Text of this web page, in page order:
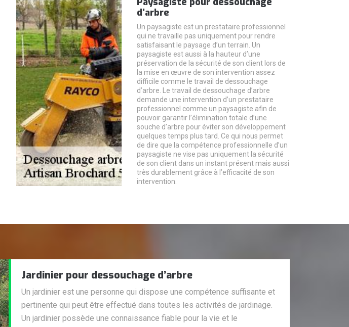
d’arbre
Un paysagiste est un prestataire professionnel
qui ne travaille pas uniquement pour rendre
satisfaisant le paysage d’un terrain. Un
paysagiste est aussi à la hauteur d’une
préservation de la sécurité de son client lors de
la mise en œuvre de son intervention assez
difficile comme le travail de dessouchage
d’arbre. Le travail de dessouchage d’arbre
demande une intervention d’un prestataire
professionnel comme un paysagiste afin de
pouvoir garantir l’élimination totale d’une
souche d’arbre pour éviter son développement
quelques temps plus tard. Ce qui nous permet
de dire que la compétence professionnelle d’un
paysagiste ne vise pas uniquement la sécurité
de son client dans un instant présent mais aussi
très durablement grâce à l’efficacité de son
intervention.
Jardinier pour dessouchage d’arbre
Un jardinier est une personne qui dispose une compétence suffisante et
pertinente qui peut être effectué dans toutes les activités de jardinage.
Un jardinier possède une connaissance fiable pour la vie et le